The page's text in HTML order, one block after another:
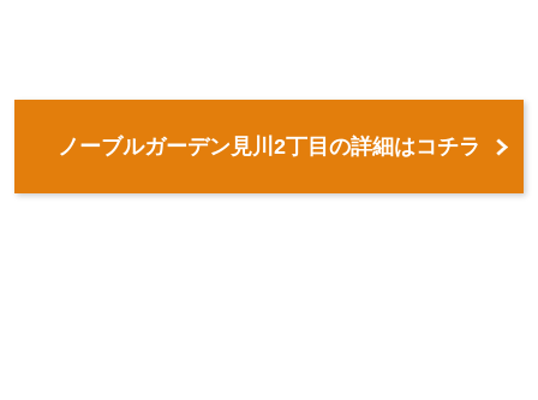
ノーブルガーデン見川2丁目の詳細はコチラ